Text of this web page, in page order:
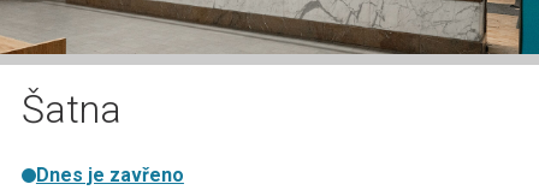
Šatna
Dnes je zavřeno